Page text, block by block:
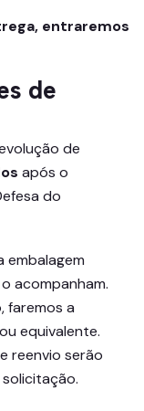
entraremos
de
de
após o
do
embalagem
acompanham.
faremos a
equivalente.
reenvio serão